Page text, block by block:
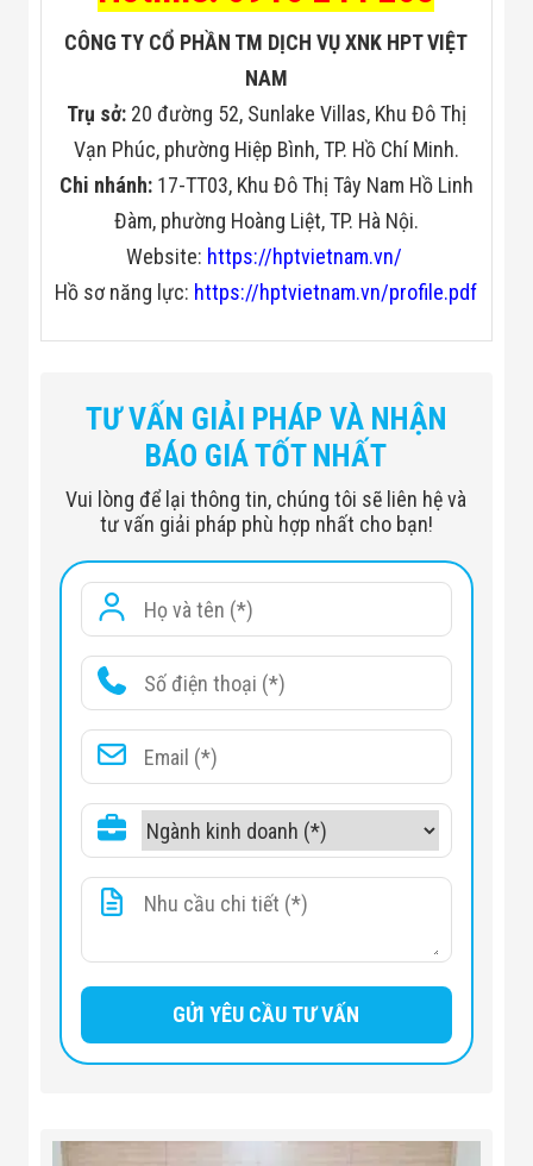
CÔNG TY CỔ PHẦN TM DỊCH VỤ XNK HPT VIỆT
NAM
Trụ sở: 20 đường 52, Sunlake Villas, Khu Đô Thị
Vạn Phúc, phường Hiệp Bình, TP. Hồ Chí Minh.
Chi nhánh:17-TT03, Khu Đô Thị Tây Nam Hồ Linh
Đàm, phường Hoàng Liệt, TP. Hà Nội.
Website: https://hptvietnam.vn/
Hồ sơ năng lực: https://hptvietnam.vn/profile.pdf
TƯ VẤN GIẢI PHÁP VÀ NHẬN
BÁO GIÁ TỐT NHẤT
Vui lòng để lại thông tin, chúng tôi sẽ liên hệ và
tư vấn giải pháp phù hợp nhất cho bạn!